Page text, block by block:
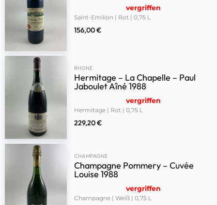
vergriffen
Saint-Emilion | Rot | 0,75 L
156,00€
RHONE
Hermitage – La Chapelle – Paul
Jaboulet Aîné 1988
vergriffen
Hermitage | Rot | 0,75 L
229,20€
CHAMPAGNE
Champagne Pommery – Cuvée
Louise 1988
vergriffen
Champagne | Weiß | 0,75 L